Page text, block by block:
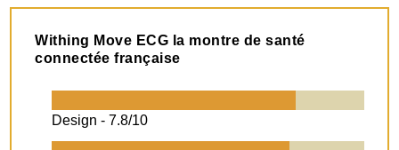
Withing Move ECG la montre de santé
connectée française
Design -7.8/10